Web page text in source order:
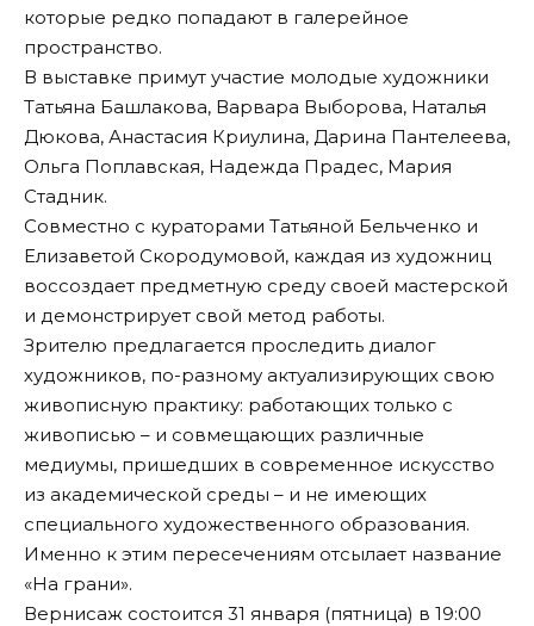
которые редко попадают в галерейное
пространство.
В выставке примут участие молодые художники
Татьяна Башлакова, Варвара Выборова, Наталья
Дюкова, Анастасия Криулина, Дарина Пантелеева,
Ольга Поплавская, Надежда Прадес, Мария
Стадник.
Совместно с кураторами Татьяной Бельченко и
Елизаветой Скородумовой, каждая из художниц
воссоздает предметную среду своей мастерской
и демонстрирует свой метод работы.
Зрителю предлагается проследить диалог
художников, по-разному актуализирующих свою
живописную практику: работающих только с
живописью – и совмещающих различные
медиумы, пришедших в современное искусство
из академической среды – и не имеющих
специального художественного образования.
Именно к этим пересечениям отсылает название
«На грани».
Вернисаж состоится 31 января (пятница) в 19:00